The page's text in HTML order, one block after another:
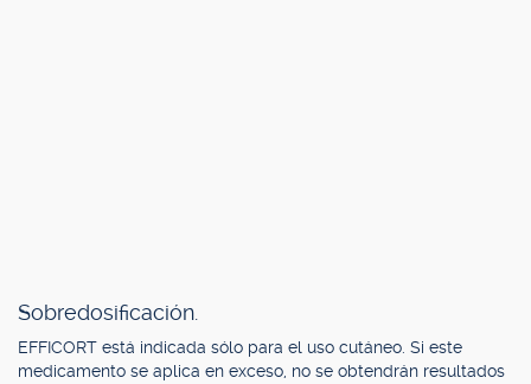
Sobredosificación.
EFFICORT está indicada sólo para el uso cutáneo. Si este
medicamento se aplica en exceso, no se obtendrán resultados